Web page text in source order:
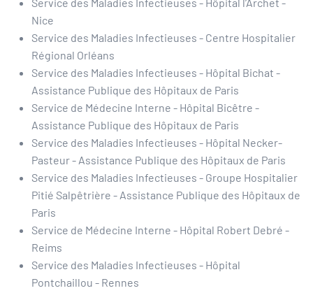
Nice
Service des Maladies Infectieuses - Centre Hospitalier
Régional Orléans
Service des Maladies Infectieuses - Hôpital Bichat -
Assistance Publique des Hôpitaux de Paris
Service de Médecine Interne - Hôpital Bicêtre -
Assistance Publique des Hôpitaux de Paris
Service des Maladies Infectieuses - Hôpital Necker-
Pasteur - Assistance Publique des Hôpitaux de Paris
Service des Maladies Infectieuses - Groupe Hospitalier
Pitié Salpêtrière - Assistance Publique des Hôpitaux de
Paris
Service de Médecine Interne - Hôpital Robert Debré -
Reims
Service des Maladies Infectieuses - Hôpital
Pontchaillou - Rennes